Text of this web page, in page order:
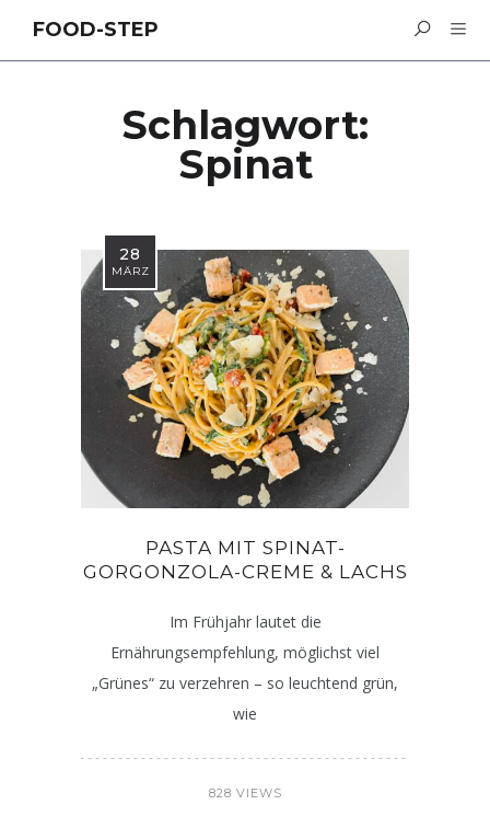
FOOD-STEP
Schlagwort:
Spinat
28
MÄRZ
PASTA MIT SPINAT-
GORGONZOLA-CREME & LACHS
Im Frühjahr lautet die
Ernährungsempfehlung, möglichst viel
„Grünes“ zu verzehren – so leuchtend grün,
wie
828 VIEWS